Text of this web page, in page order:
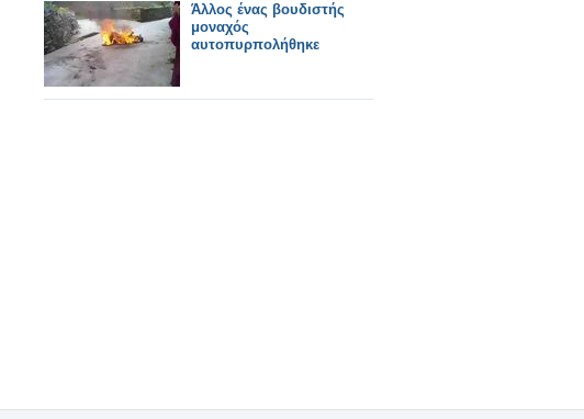
Άλλος ένας βουδιστής
μοναχός
αυτοπυρπολήθηκε